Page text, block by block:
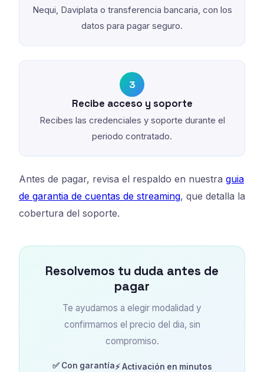
Nequi, Daviplata o transferencia bancaria, con los
datos para pagar seguro.
3
Recibe acceso y soporte
Recibes las credenciales y soporte durante el
periodo contratado.
Antes de pagar, revisa el respaldo en nuestra guia
de garantia de cuentas de streaming, que detalla la
cobertura del soporte.
Resolvemos tu duda antes de
pagar
Te ayudamos a elegir modalidad y
confirmamos el precio del dia, sin
compromiso.
✅ Con garantía⚡ Activación en minutos